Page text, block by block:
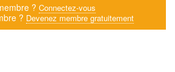
? Connectez-vous
? Devenez membre gratuitement